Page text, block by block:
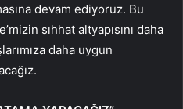
devam ediyoruz. Bu
sıhhat altyapısını daha
daha uygun